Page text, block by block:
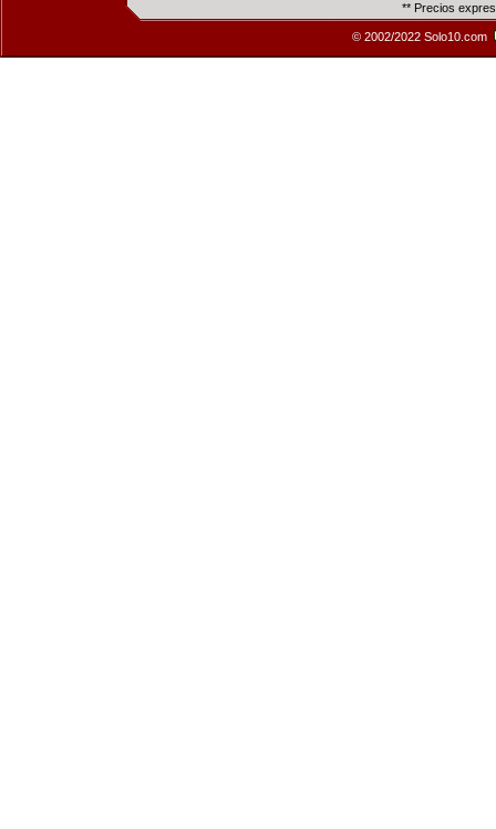
** Precios
© 2002/2022 Solo10.com